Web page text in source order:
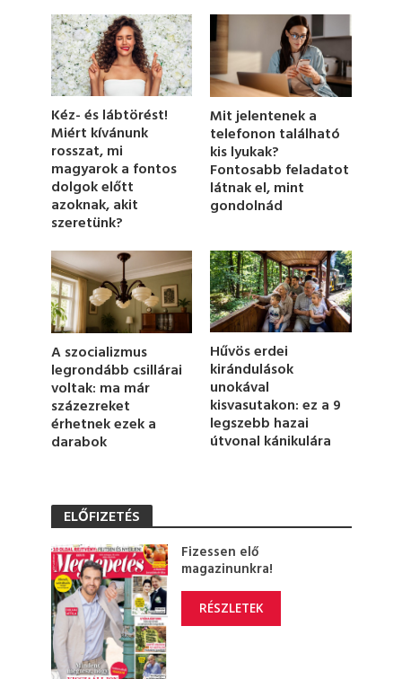
o
n
d
s
o
f
m
i
n
u
t
e
,
1
s
e
c
o
n
d
s
Kéz- és lábtörést!
Miért kívánunk
rosszat, mi
magyarok a fontos
dolgok előtt
azoknak, akit
szeretünk?
Mit jelentenek a
telefonon található
kis lyukak?
Fontosabb feladatot
látnak el, mint
gondolnád
A szocializmus
legrondább csillárai
voltak: ma már
százezreket
érhetnek ezek a
darabok
Hűvös erdei
kirándulások
unokával
kisvasutakon: ez a 9
legszebb hazai
útvonal kánikulára
ELŐFIZETÉS
Fizessen elő
magazinunkra!
RÉSZLETEK